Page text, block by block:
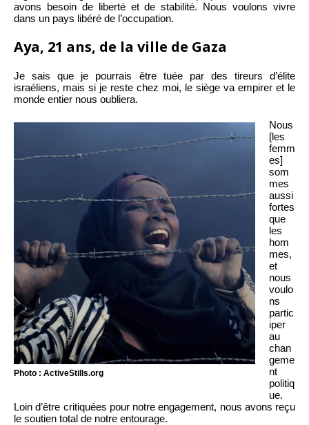
avons besoin de liberté et de stabilité. Nous voulons vivre
dans un pays libéré de l’occupation.
Aya, 21 ans, de la ville de Gaza
Je sais que je pourrais être tuée par des tireurs d’élite
israéliens, mais si je reste chez moi, le siège va empirer et le
monde entier nous oubliera.
Photo : ActiveStills.org
Nous
[les
femm
es]
som
mes
aussi
fortes
que
les
hom
mes,
et
nous
voulo
ns
partic
iper
au
chan
geme
nt
politiq
ue.
Loin d’être critiquées pour notre engagement, nous avons reçu
le soutien total de notre entourage.